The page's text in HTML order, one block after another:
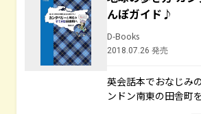
んぽガイド♪
D-Books
2018.07.26 発売
英会話本でおなじみ
ンドン南東の田舎町